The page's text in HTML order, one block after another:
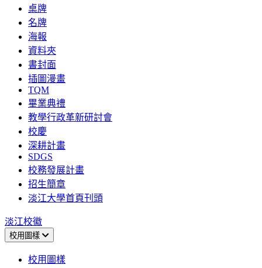
桌牌
名牌
海報
資料夾
書封面
插圖漫畫
TQM
畢業典禮
教學行政革新研討會
校慶
深耕計畫
SDGS
校務發展計畫
招生簡章
淡江大學首頁刊頭
淡江校徽
校用圖樣
校用圖樣